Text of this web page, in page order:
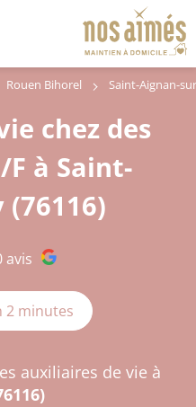
Rouen Bihorel Saint-Aignan-
chez des
à Saint-
(76116)
avis
2 minutes
auxiliaires de vie à